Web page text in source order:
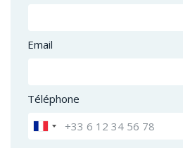
Email
Téléphone